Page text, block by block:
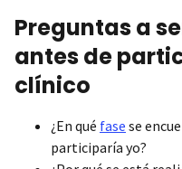
Preguntas a
antes de
clínico
¿En qué fase se
participaría yo?